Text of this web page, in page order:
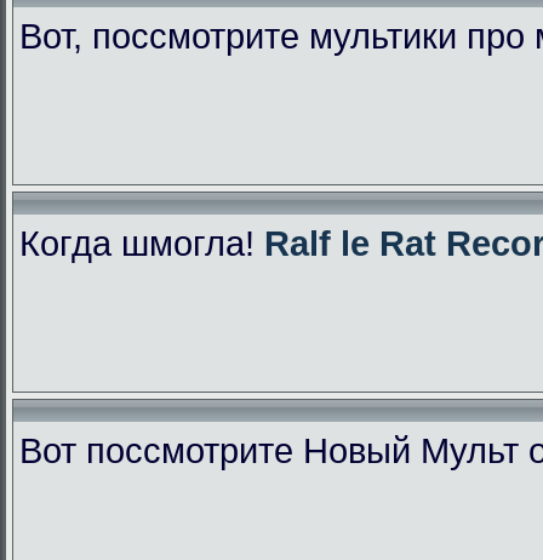
Вот, поссмотрите мультики
Когда шмогла! Ralf le Rat
Вот поссмотрите Новый Мульт